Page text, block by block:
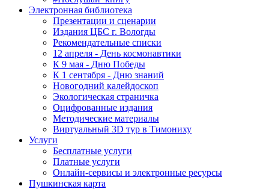
Электронная библиотека
Презентации и сценарии
Издания ЦБС г. Вологды
Рекомендательные списки
12 апреля - День космонавтики
К 9 мая - Дню Победы
К 1 сентября - Дню знаний
Новогодний калейдоскоп
Экологическая страничка
Оцифрованные издания
Методические материалы
Виртуальный 3D тур в Тимониху
Услуги
Бесплатные услуги
Платные услуги
Онлайн-сервисы и электронные ресурсы
Пушкинская карта